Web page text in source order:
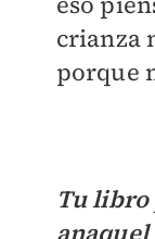
crianza
porque
Tu